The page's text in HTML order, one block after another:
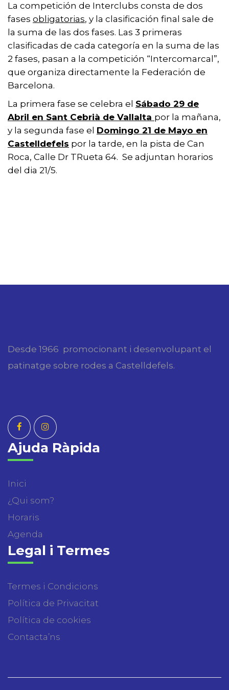
La competición de Interclubs consta de dos
fases obligatorias, y la clasificación final sale de
la suma de las dos fases. Las 3 primeras
clasificadas de cada categoría en la suma de las
2 fases, pasan a la competición “Intercomarcal”,
que organiza directamente la Federación de
Barcelona.
La primera fase se celebra el Sábado 29 de
Abril en Sant Cebrià de Vallalta por la mañana,
y la segunda fase el Domingo 21 de Mayo en
Castelldefels por la tarde, en la pista de Can
Roca, Calle Dr TRueta 64. Se adjuntan horarios
del dia 21/5.
Desde 1966 promocionant i desenvolupant el
patinatge sobre rodes a Castelldefels.
Ajuda Ràpida
Inici
¿Qui som?
Horaris
Agenda
Legal i Termes
Termes i Condicions
Política de Privacitat
Política de cookies
Contacta’ns